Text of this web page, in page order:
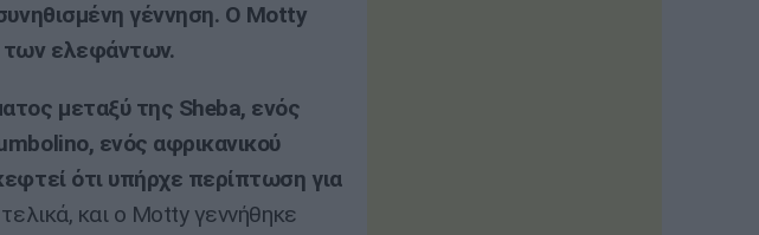
γέννηση. O Motty
των ελεφάντων.
μεταξύ της Sheba, ενός
ενός αφρικανικού
ότι υπήρχε περίπτωση για
και ο Motty γεννήθηκε